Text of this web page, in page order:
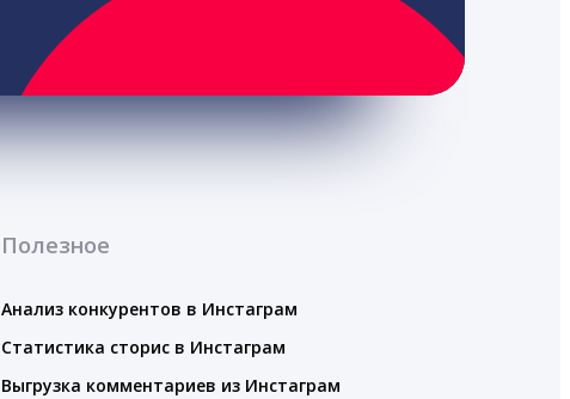
Полезное
Анализ конкурентов в Инстаграм
Статистика сторис в Инстаграм
Выгрузка комментариев из Инстаграм